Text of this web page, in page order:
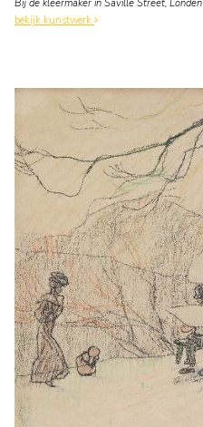
Bij de kleermaker in Saville Street, Londen
bekijk kunstwerk